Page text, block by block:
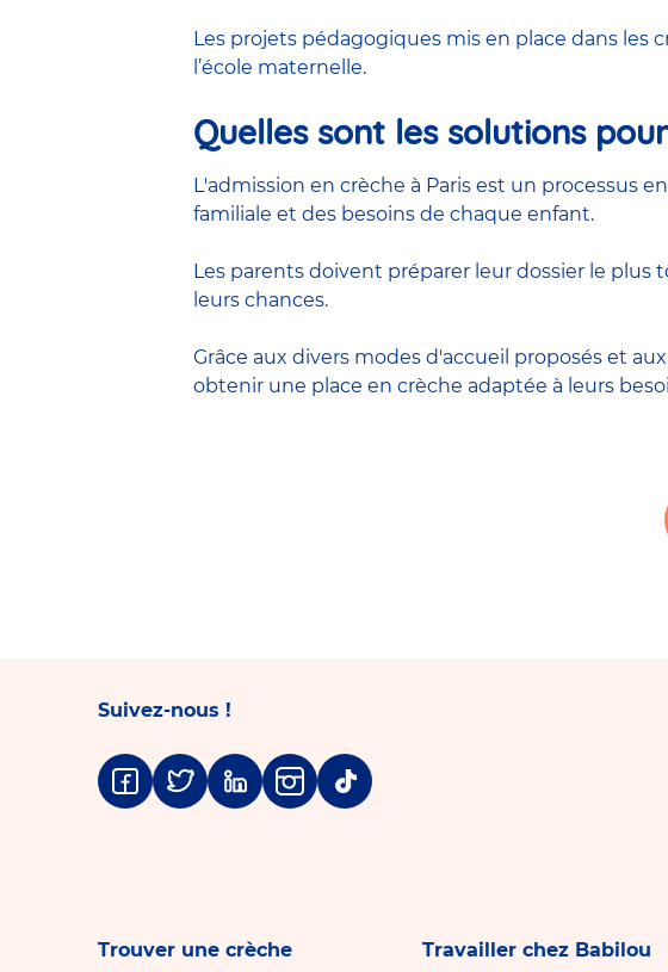
Les projets pédagogiques mis en place dans
l’école maternelle.
Quelles sont les solutions
L'admission en crèche à Paris est un processus
familiale et des besoins de chaque enfant.
Les parents doivent préparer leur dossier le plus
leurs chances.
Grâce aux divers modes d'accueil proposés et
obtenir une place en crèche adaptée à leurs
Suivez-nous !
Facebook
TwitterLinkedinInstagram
Tiktok
Trouver une crèche Travailler chez Babilou